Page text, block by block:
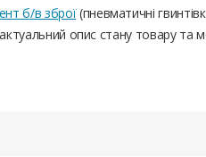
б/в зброї(пневматичні
опис стану товару